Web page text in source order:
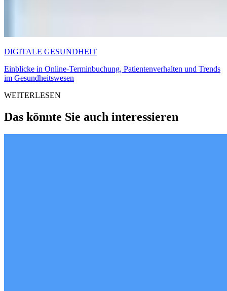
DIGITALE GESUNDHEIT
Einblicke in Online-Terminbuchung, Patientenverhalten und Trends
im Gesundheitswesen
WEITERLESEN
Das könnte Sie auch interessieren